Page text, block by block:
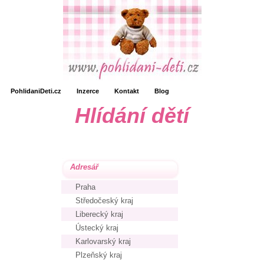
PohlidaniDeti.cz Inzerce Kontakt Blog
Hlídání dětí
Adresář
Praha
Středočeský kraj
Liberecký kraj
Ústecký kraj
Karlovarský kraj
Plzeňský kraj